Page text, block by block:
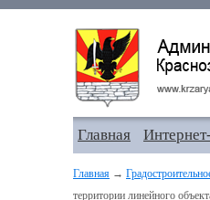
Главная
Главная →
территории линейного